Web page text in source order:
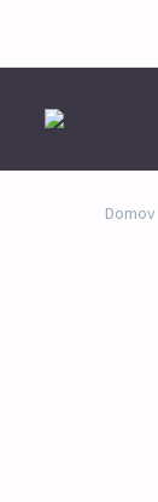
Domov